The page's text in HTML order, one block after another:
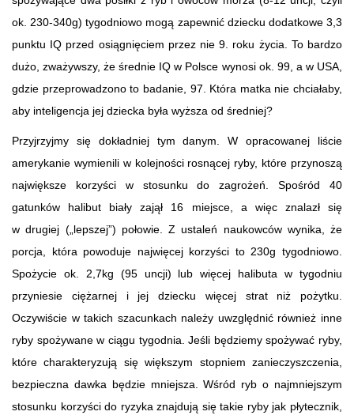
ok. 230-340g) tygodniowo mogą zapewnić dziecku dodatkowe 3,3
punktu IQ przed osiągnięciem przez nie 9. roku życia. To bardzo
dużo, zważywszy, że średnie IQ w Polsce wynosi ok. 99, a w USA,
gdzie przeprowadzono to badanie, 97. Która matka nie chciałaby,
aby inteligencja jej dziecka była wyższa od średniej?
Przyjrzyjmy się dokładniej tym danym. W opracowanej liście
amerykanie wymienili w kolejności rosnącej ryby, które przynoszą
największe korzyści w stosunku do zagrożeń. Spośród 40
gatunków halibut biały zajął 16 miejsce, a więc znalazł się
w drugiej („lepszej”) połowie. Z ustaleń naukowców wynika, że
porcja, która powoduje najwięcej korzyści to 230g tygodniowo.
Spożycie ok. 2,7kg (95 uncji) lub więcej halibuta w tygodniu
przyniesie ciężarnej i jej dziecku więcej strat niż pożytku.
Oczywiście w takich szacunkach należy uwzględnić również inne
ryby spożywane w ciągu tygodnia. Jeśli będziemy spożywać ryby,
które charakteryzują się większym stopniem zanieczyszczenia,
bezpieczna dawka będzie mniejsza. Wśród ryb o najmniejszym
stosunku korzyści do ryzyka znajdują się takie ryby jak płytecznik,